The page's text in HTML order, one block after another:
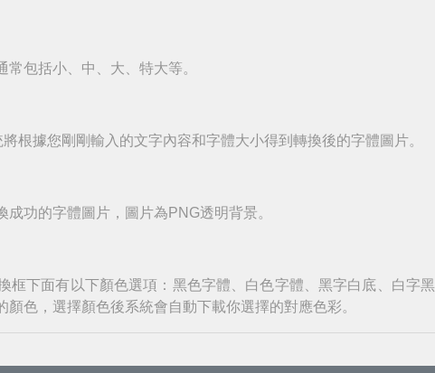
包括小、中、大、特大等。
根據您剛剛輸入的文字內容和字體大小得到轉換後的字體圖片。
功的字體圖片，圖片為PNG透明背景。
框下面有以下顏色選項：黑色字體、白色字體、黑字白底、白字
色，選擇顏色後系統會自動下載你選擇的對應色彩。